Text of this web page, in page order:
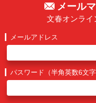
メール
文春オンライ
メールアドレス
パスワード（半角英数6文